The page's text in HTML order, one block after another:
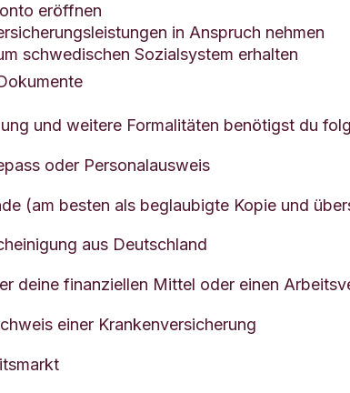
eröffnen
in Anspruch nehmen
schwedischen Sozialsystem erhalten
und weitere Formalitäten benötigst du
oder Personalausweis
(am besten als beglaubigte Kopie und
aus Deutschland
deine finanziellen Mittel oder einen
einer Krankenversicherung